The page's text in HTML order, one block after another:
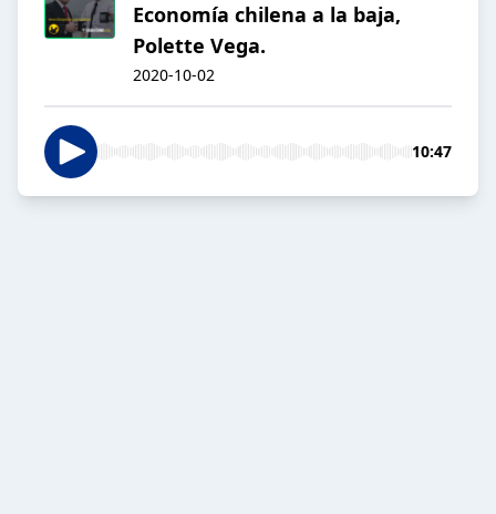
Economía chilena a la baja,
Polette Vega.
2020-10-02
10:47